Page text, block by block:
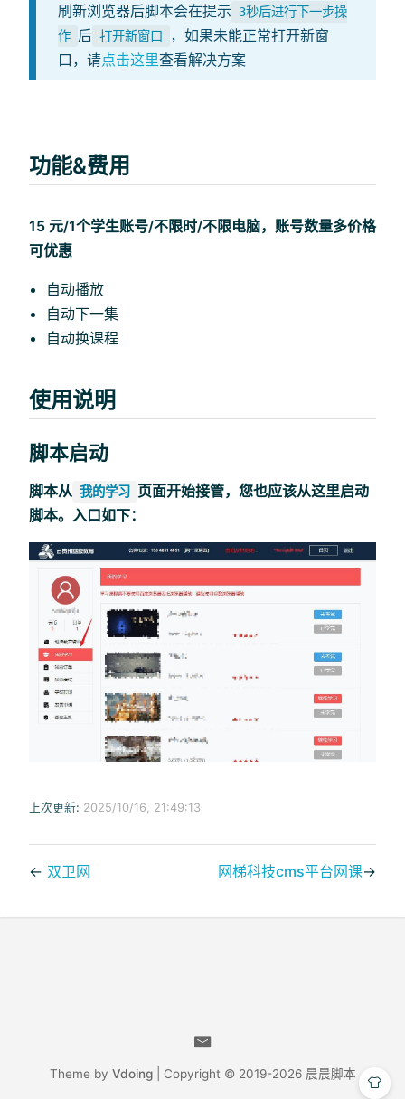
刷新浏览器后脚本会在提示
3秒后进行下一步操
作 后 打开新窗口
，如果未能正常打开新窗
口，请点击这里查看解决方案
功能&费用
15 元/1个学生账号/不限时/不限电脑，账号数量多价格
可优惠
自动播放
自动下一集
自动换课程
使用说明
脚本启动
脚本从 我的学习 页面开始接管，您也应该从这里启动
脚本。入口如下：
上次更新: 2025/10/16, 21:49:13
← 双卫网 网梯科技cms平台网课→
Theme by Vdoing| Copyright © 2019-2026 晨晨脚本